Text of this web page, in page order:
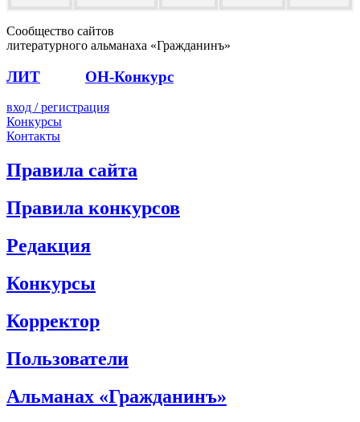
Сообщество сайтов
литературного альманаха «Гражданинъ»
ЛИТ ОН-Конкурс
вход / регистрация
Конкурсы
Контакты
Правила сайта
Правила конкурсов
Редакция
Конкурсы
Корректор
Пользователи
Альманах «Гражданинъ»